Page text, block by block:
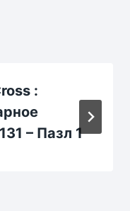
:
– Пазл 1